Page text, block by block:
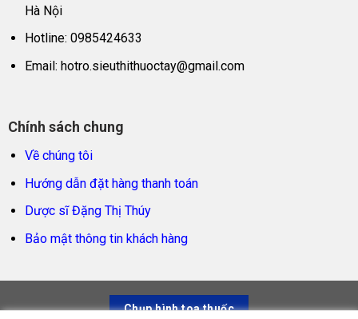
Hà Nội
Hotline: 0985424633
Email: hotro.sieuthithuoctay@gmail.com
Chính sách chung
Về chúng tôi
Hướng dẫn đặt hàng thanh toán
Dược sĩ Đặng Thị Thúy
Bảo mật thông tin khách hàng
Chụp hình toa thuốc